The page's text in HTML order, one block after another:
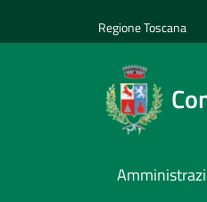
Regione Toscana